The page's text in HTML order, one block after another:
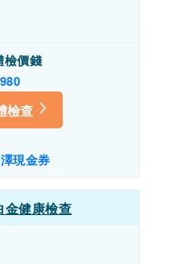
檢價錢
檢查
現金券
金健康檢查